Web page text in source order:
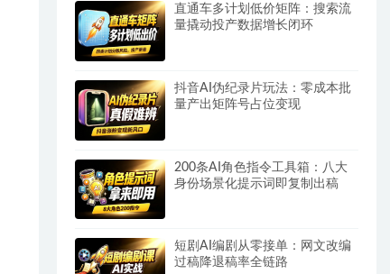
直通车多计划低价矩阵：搜索流
量撬动投产数据增长闭环
抖音AI伪纪录片玩法：零成本批
量产出矩阵号占位变现
200条AI角色指令工具箱：八大
身份场景化提示词即复制出稿
短剧AI编剧从零接单：网文改编
过稿降退稿率全链路